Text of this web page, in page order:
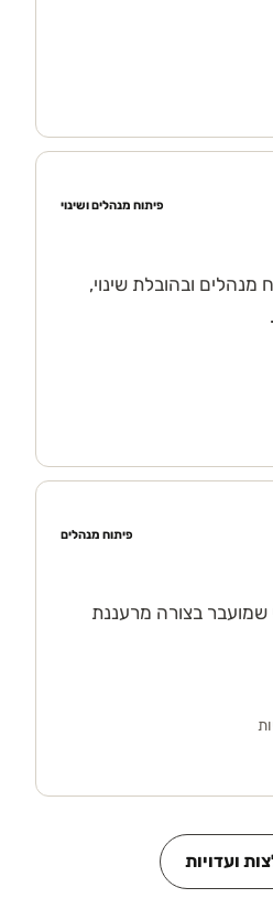
פיתוח מנהלים ושינוי
מנהלים ובהובלת שינוי,
פיתוח מנהלים
שמועבר בצורה מרעננת
ועדויות